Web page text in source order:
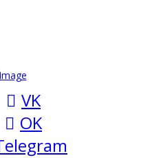
VK
OK